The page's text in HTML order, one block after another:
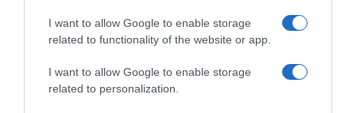
I want to allow Google to enable storage
related to functionality of the website or app.
I want to allow Google to enable storage
related to personalization.
Το σχέδιο του Ισραήλ για τους Κούρδους
μπορεί να μείνει στο σκοτάδι ενός αρχείου»